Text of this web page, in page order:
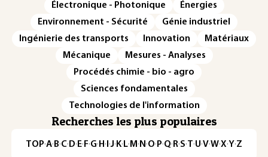
Électronique - Photonique
Énergies
Environnement - Sécurité
Génie industriel
Ingénierie des transports
Innovation
Matériaux
Mécanique
Mesures - Analyses
Procédés chimie - bio - agro
Sciences fondamentales
Technologies de l'information
Recherches les plus populaires
TOP·A·B·C· D· E· F·G· H · ·J· K· L· M · N ·O· P·Q· R·S·T·U·V·W·X·Y·Z